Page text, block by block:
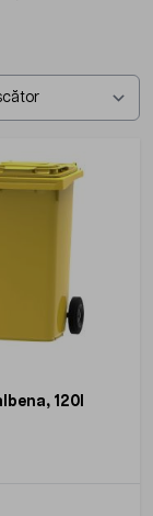
120l